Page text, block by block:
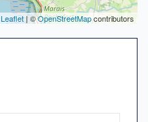
Leaflet| ©OpenStreetMapcontributors